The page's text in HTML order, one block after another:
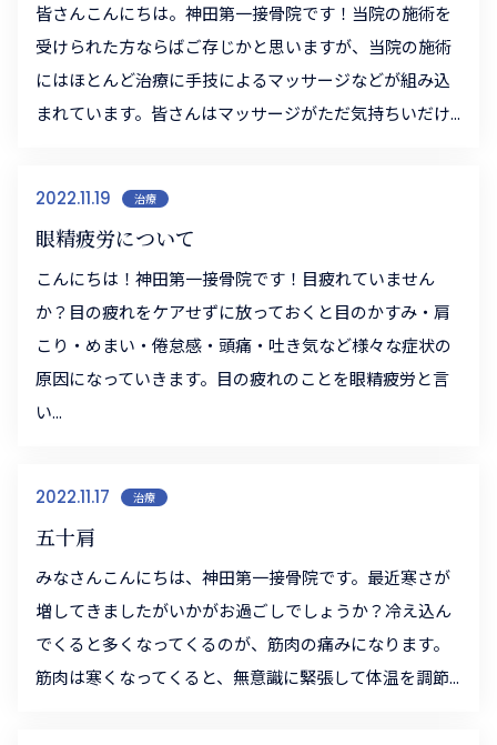
皆さんこんにちは。神田第一接骨院です！当院の施術を
受けられた方ならばご存じかと思いますが、当院の施術
にはほとんど治療に手技によるマッサージなどが組み込
まれています。皆さんはマッサージがただ気持ちいだけ...
2022.11.19 治療
眼精疲労について
こんにちは！神田第一接骨院です！目疲れていません
か？目の疲れをケアせずに放っておくと目のかすみ・肩
こり・めまい・倦怠感・頭痛・吐き気など様々な症状の
原因になっていきます。目の疲れのことを眼精疲労と言
い...
2022.11.17 治療
五十肩
みなさんこんにちは、神田第一接骨院です。最近寒さが
増してきましたがいかがお過ごしでしょうか？冷え込ん
でくると多くなってくるのが、筋肉の痛みになります。
筋肉は寒くなってくると、無意識に緊張して体温を調節...